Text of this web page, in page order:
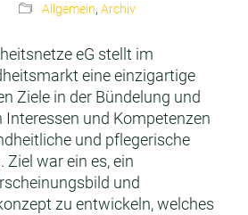
Allgemein, Archiv
eG stellt im
eine einzigartige
Ziele in der Bündelung und
Interes­sen und Kompetenzen
und pflegerische
Ziel war ein es, ein
und
zu entwickeln, welches